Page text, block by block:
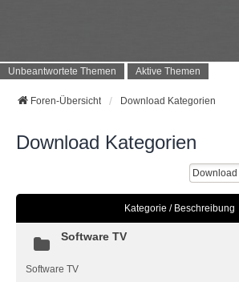
Unbeantwortete Themen Aktive Themen
Foren-Übersicht Download Kategorien
Download Kategorien
Kategorie / Beschreibung
Software TV
Software TV